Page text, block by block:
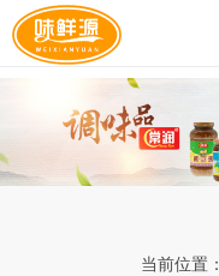
当前位置：